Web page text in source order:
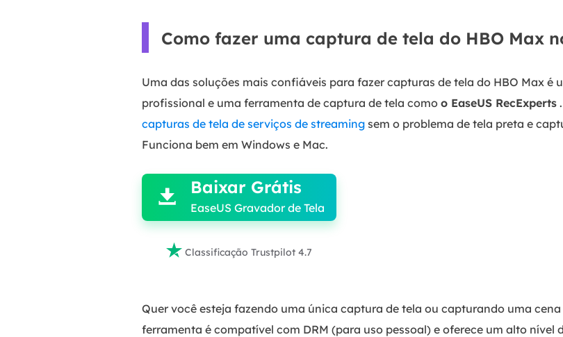
Como fazer uma captura de tela do HBO Max
Uma das soluções mais confiáveis para fazer capturas de tela do HBO Max é
profissional e uma ferramenta de captura de tela como o EaseUS RecExperts
capturas de tela de serviços de streaming sem o problema de tela preta e
Funciona bem em Windows e Mac.

 Baixar Grátis
EaseUS Gravador de Tela
 Classificação Trustpilot 4.7
Quer você esteja fazendo uma única captura de tela ou capturando uma
ferramenta é compatível com DRM (para uso pessoal) e oferece um alto nível